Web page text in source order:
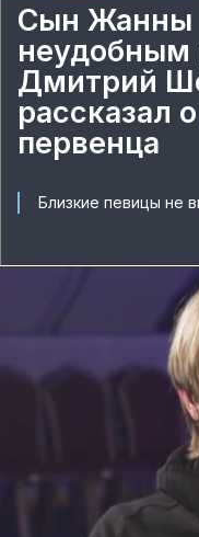
Сын Жанны
неудобным
Дмитрий
рассказал
первенца
Близкие певицы не